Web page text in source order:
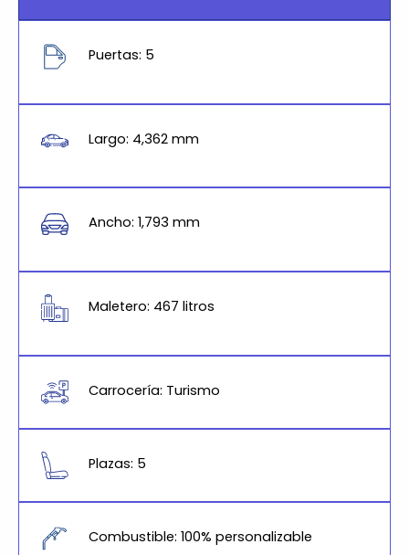
Puertas: 5
Largo: 4,362 mm
Ancho: 1,793 mm
Maletero: 467 litros
Carrocería: Turismo
Plazas: 5
Combustible: 100% personalizable